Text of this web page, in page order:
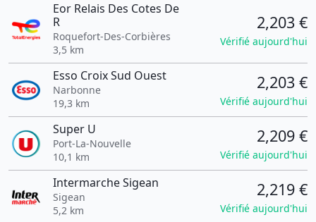
Eor Relais Des Cotes De
R
Roquefort-Des-Corbières
3,5 km
2,203 €
Vérifié aujourd'hui
Esso Croix Sud Ouest
Narbonne
19,3 km
2,203 €
Vérifié aujourd'hui
Super U
Port-La-Nouvelle
10,1 km
2,209 €
Vérifié aujourd'hui
Intermarche Sigean
Sigean
5,2 km
2,219 €
Vérifié aujourd'hui